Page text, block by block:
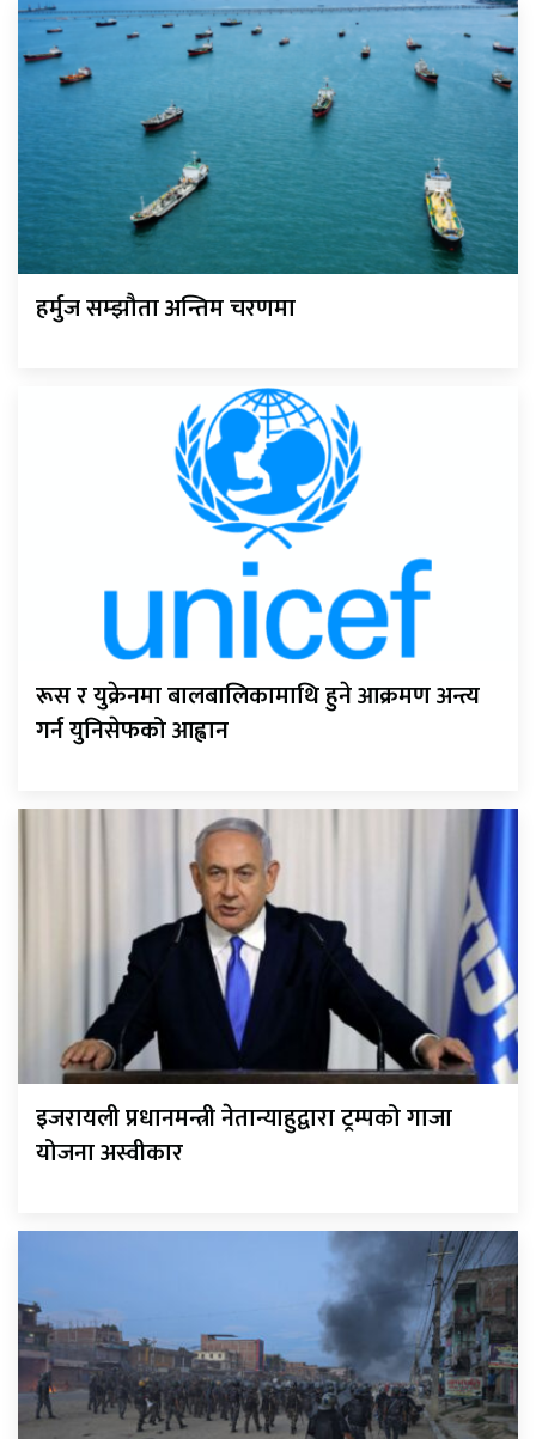
हर्मुज सम्झौता अन्तिम चरणमा
रूस र युक्रेनमा बालबालिकामाथि हुने आक्रमण अन्त्य
गर्न युनिसेफको आह्वान
इजरायली प्रधानमन्त्री नेतान्याहुद्वारा ट्रम्पको गाजा
योजना अस्वीकार